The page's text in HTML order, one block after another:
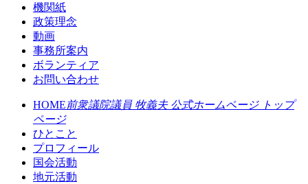
機関紙
政策理念
動画
事務所案内
ボランティア
お問い合わせ
HOME前衆議院議員 牧義夫 公式ホームページ トップ
ページ
ひとこと
プロフィール
国会活動
地元活動